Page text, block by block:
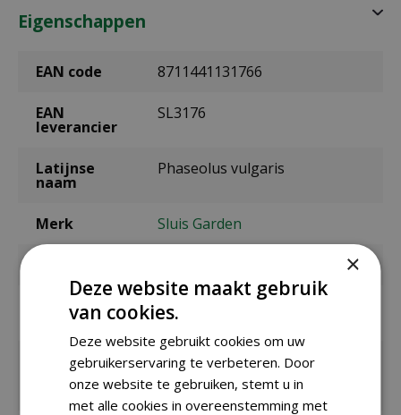
Eigenschappen
EAN code 8711441131766
EAN
leverancier
SL3176
Latijnse
naam
Phaseolus vulgaris
Merk Sluis Garden
Zaaien onder
glas / binnen
maart t/m mei
Zaaien /
planten
buiten
maart t/m juli
×
Deze website maakt gebruik
van cookies.
Deze website gebruikt cookies om uw
gebruikerservaring te verbeteren. Door
onze website te gebruiken, stemt u in
met alle cookies in overeenstemming met